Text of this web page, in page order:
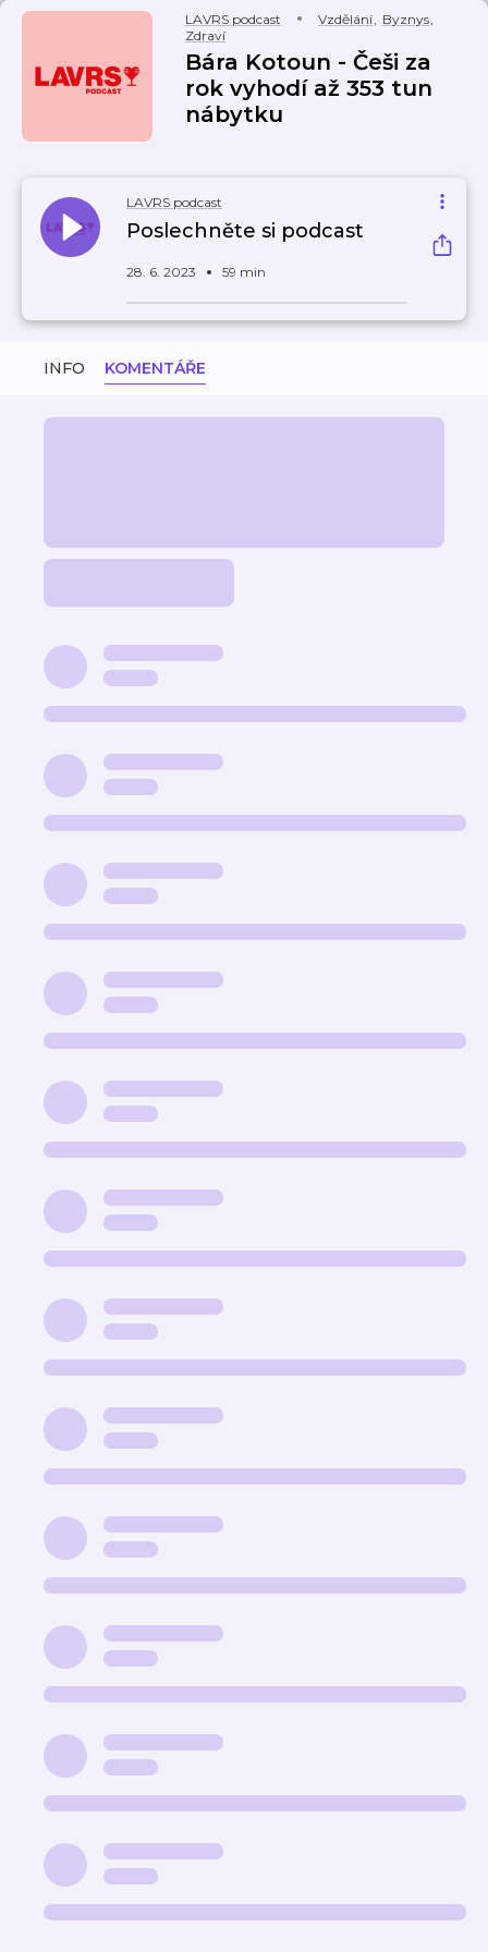
LAVRS podcast Vzdělání, Byznys,
Zdraví
Bára Kotoun - Češi za
rok vyhodí až 353 tun
nábytku
LAVRS podcast
Poslechněte si podcast
28. 6. 2023 59 min
INFO KOMENTÁŘE